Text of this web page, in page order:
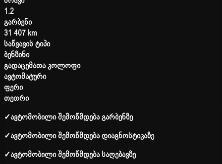
1.2
გარბენი
31 407 km
საწვავის ტიპი
ბენზინი
გადაცემათა კოლოფი
ავტომატური
ფერი
თეთრი
✓ავტომობილი შემოწმდება გარბენზე
✓ავტომობილი შემოწმდება დიაგნოსტიკაზე
✓ავტომობილი შემოწმდება საღებავზე